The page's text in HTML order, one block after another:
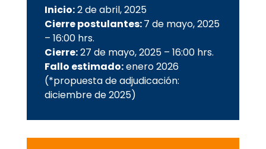
Inicio:2 de abril, 2025
Cierre postulantes:7 de mayo, 2025
– 16:00 hrs.
Cierre:27 de mayo, 2025 – 16:00 hrs.
Fallo estimado:enero 2026
(*propuesta de adjudicación:
diciembre de 2025)